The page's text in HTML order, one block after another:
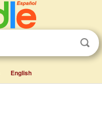
English